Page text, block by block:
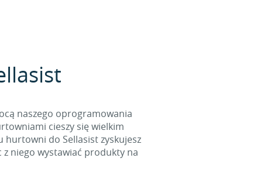
naszego oprogramowania
cieszy się wielkim
hurtowni do Sellasist zyskujesz
niego wystawiać produkty na